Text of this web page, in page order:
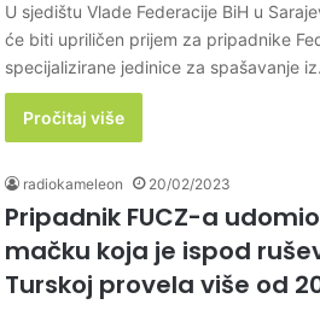
U sjedištu Vlade Federacije BiH u
će biti upriličen prijem za pripadnike
specijalizirane jedinice za spašavanje
Pročitaj više
radiokameleon 20/02/2023
Pripadnik FUCZ-a udomio
mačku koja je ispod
Turskoj provela više od